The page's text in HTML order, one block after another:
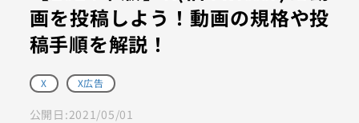
画を投稿しよう！動画の規格や投
稿手順を解説！
X X広告
公開日:2021/05/01